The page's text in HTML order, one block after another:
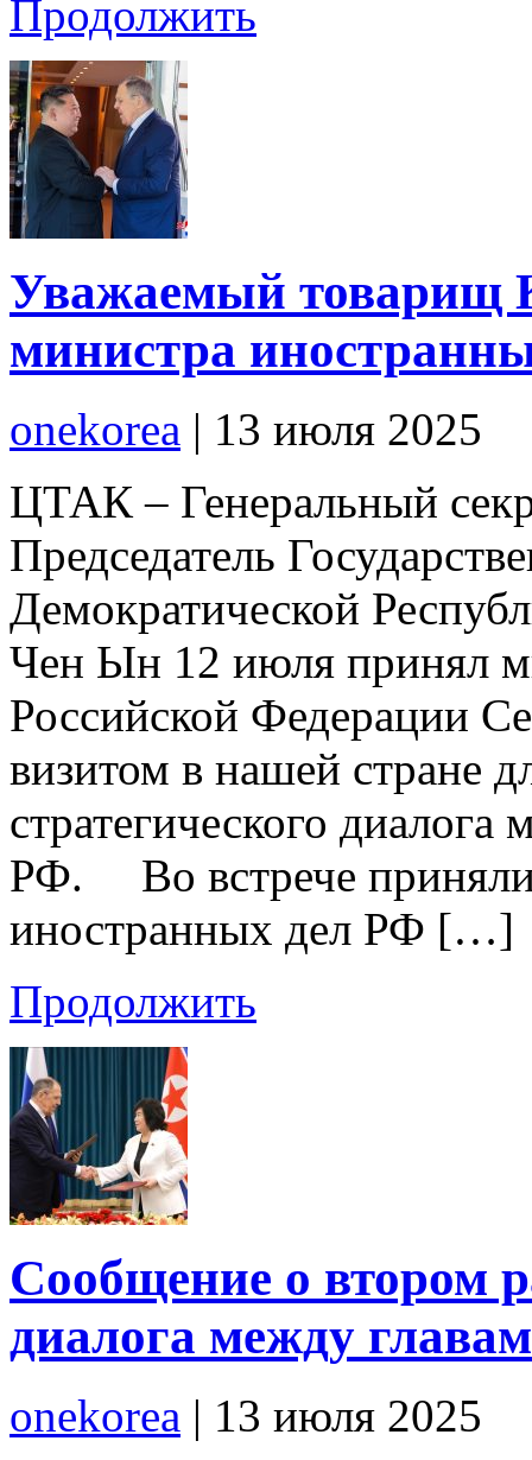
Продолжить
Уважаемый
министра
onekorea | 13 июля 2025
ЦТАК – Генеральный
Председатель
Демократической
Чен Ын 12 июля принял
Российской Федерации
визитом в нашей стране
стратегического
РФ. Во встрече приняли
иностранных дел РФ […]
Продолжить
Сообщение о втором
диалога между
onekorea | 13 июля 2025